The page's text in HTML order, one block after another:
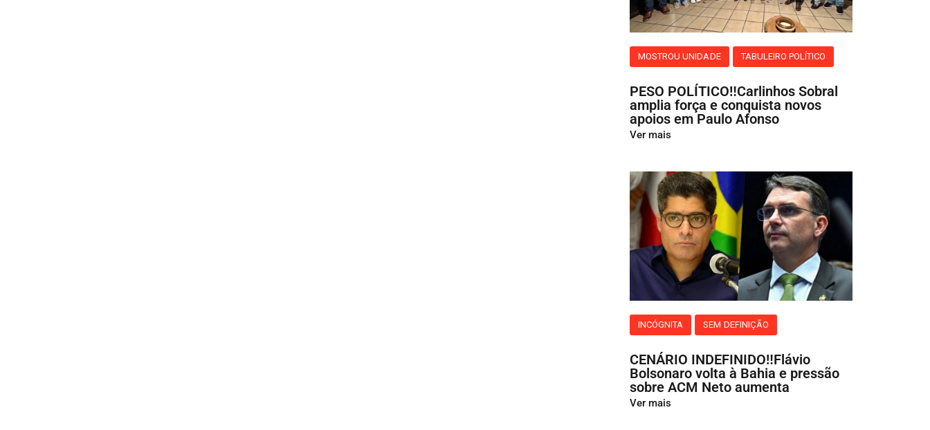
MOSTROU UNIDADE TABULEIRO POLÍTICO
PESO POLÍTICO‼️Carlinhos Sobral
amplia força e conquista novos
apoios em Paulo Afonso
Ver mais
INCÓGNITA SEM DEFINIÇÃO
CENÁRIO INDEFINIDO‼️Flávio
Bolsonaro volta à Bahia e pressão
sobre ACM Neto aumenta
Ver mais